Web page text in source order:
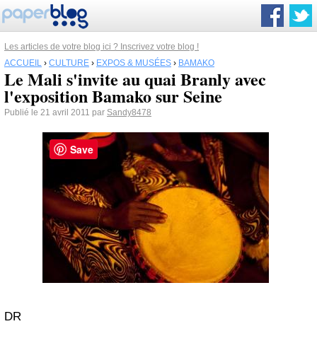
Les articles de votre blog ici ? Inscrivez votre blog !
ACCUEIL › CULTURE › EXPOS & MUSÉES › BAMAKO
Le Mali s'invite au quai Branly avec
l'exposition Bamako sur Seine
Publié le 21 avril 2011 par Sandy8478
DR
Save